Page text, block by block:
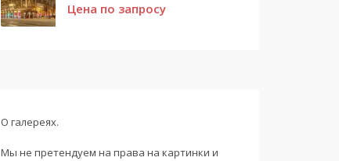
Цена по запросу
О галереях.
Мы не претендуем на права на картинки и